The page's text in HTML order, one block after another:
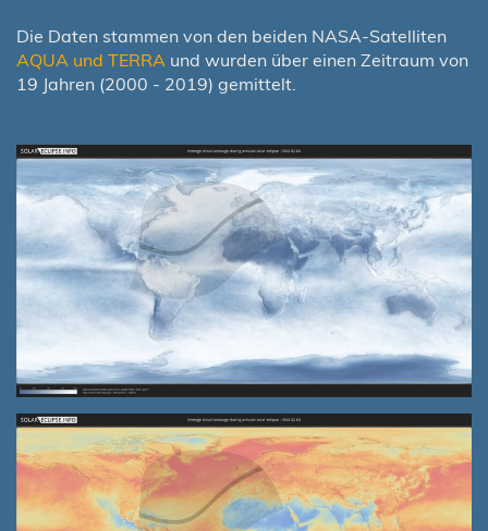
Die Daten stammen von den beiden NASA-Satelliten
AQUA und TERRA und wurden über einen Zeitraum von
19 Jahren (2000 - 2019) gemittelt.